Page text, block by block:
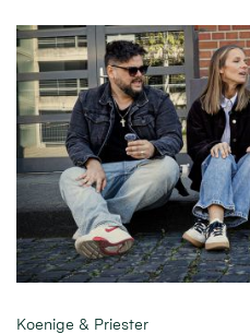
Koenige & Priester